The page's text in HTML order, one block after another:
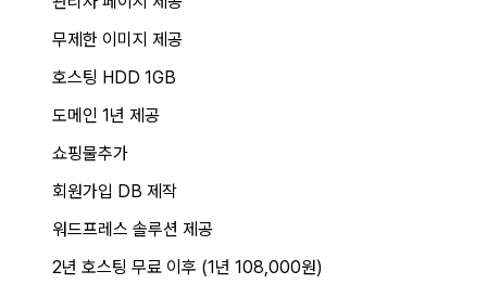
무제한 이미지 제공
호스팅 HDD 1GB
도메인 1년 제공
쇼핑물추가
회원가입 DB 제작
워드프레스 솔루션 제공
2년 호스팅 무료 이후 (1년 108,000원)